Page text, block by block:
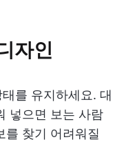
자인
를 유지하세요. 대
넣으면 보는 사람
를 찾기 어려워질